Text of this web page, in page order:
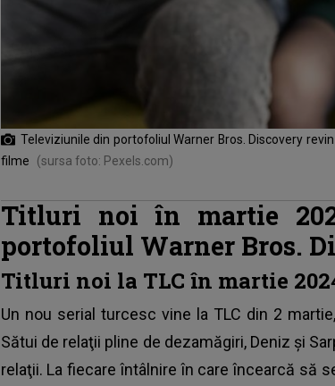
Televiziunile din portofoliul Warner Bros. Discovery
filme
(sursa foto: Pexels.com)
Titluri noi în martie
portofoliul Warner Bros.
Titluri noi la TLC în martie
Un nou serial turcesc vine la TLC din 2
Sătui de relaţii pline de dezamăgiri, Deniz şi
relaţii. La fiecare întâlnire în care încearcă să